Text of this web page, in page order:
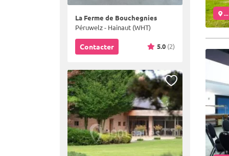
La Ferme de Bouchegnies
Péruwelz - Hainaut (WHT)
Contacter 5.0 (2)
...